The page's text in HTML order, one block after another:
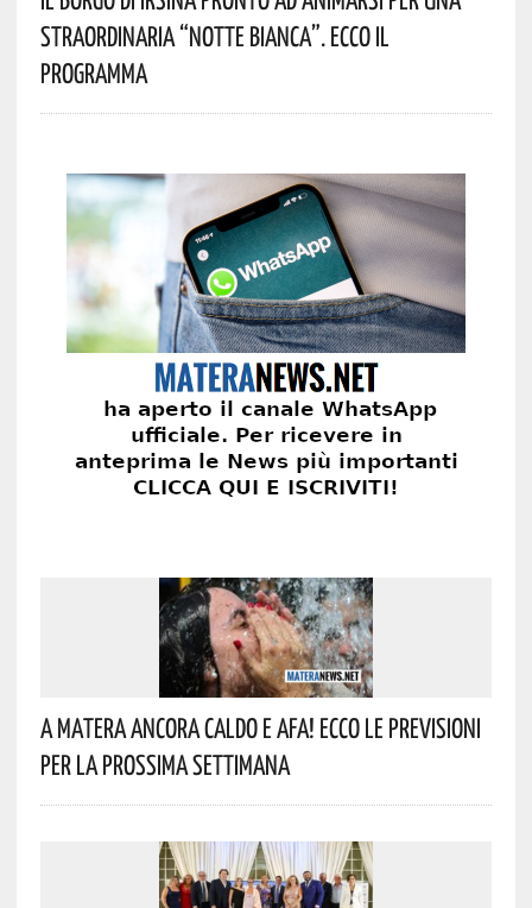
Straordinaria “Notte Bianca”. Ecco Il
Programma
A Matera Ancora Caldo E Afa! Ecco Le Previsioni
Per La Prossima Settimana